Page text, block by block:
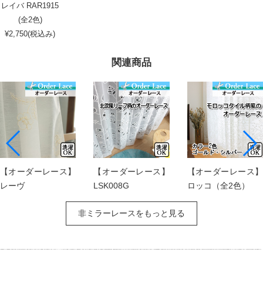
関連商品
【オーダーレース】
レーヴ
【オーダーレース】
LSK008G
【オーダーレース】
ロッコ（全2色）
非ミラーレースをもっと見る
レイバ RAR1915
(全2色)
¥2,750(税込み)